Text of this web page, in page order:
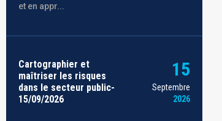
et en appr...
Cartographier et
maîtriser les risques
dans le secteur public-
15/09/2026
15
Septembre
2026